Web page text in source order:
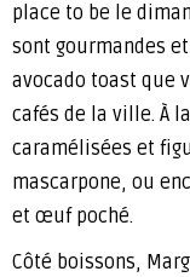
place to be le
sont gourmandes
avocado toast que
cafés de la ville. À
caramélisées et
mascarpone, ou
et œuf poché.
Côté boissons,